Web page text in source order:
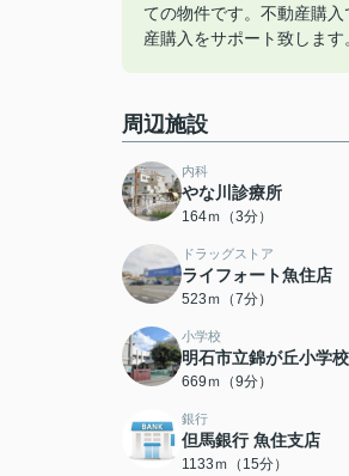
ての物件です。不動産購
産購入をサポート致します
周辺施設
内科
やな川診療所
164ｍ（3分）
ドラッグストア
ライフォート魚住店
523ｍ（7分）
小学校
明石市立錦が丘小学校
669ｍ（9分）
銀行
但馬銀行 魚住支店
1133ｍ（15分）